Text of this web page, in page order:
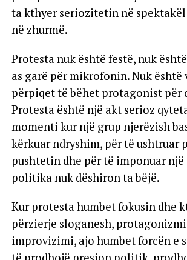
ta kthyer seriozitetin në
në zhurmë.
Protesta nuk është festë, nuk
as garë për mikrofonin. Nuk është
përpiqet të bëhet protagonist për
Protesta është një akt serioz
momenti kur një grup njerëzish
kërkuar ndryshim, për të ushtruar
pushtetin dhe për të imponuar një
politika nuk dëshiron ta bëjë.
Kur protesta humbet fokusin dhe
përzierje sloganesh,
improvizimi, ajo humbet forcën e